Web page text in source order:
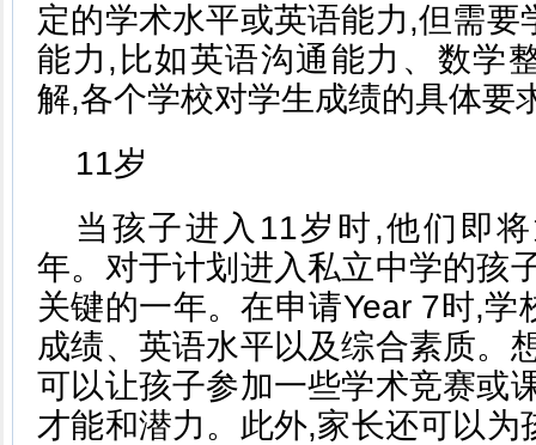
定的学术水平或英语能力,但需要
能力,比如英语沟通能力、数学
解,各个学校对学生成绩的具体要
11岁
当孩子进入11岁时,他们即
年。对于计划进入私立中学的孩
关键的一年。在申请Year 7时,学
成绩、英语水平以及综合素质。
可以让孩子参加一些学术竞赛或
才能和潜力。此外,家长还可以为